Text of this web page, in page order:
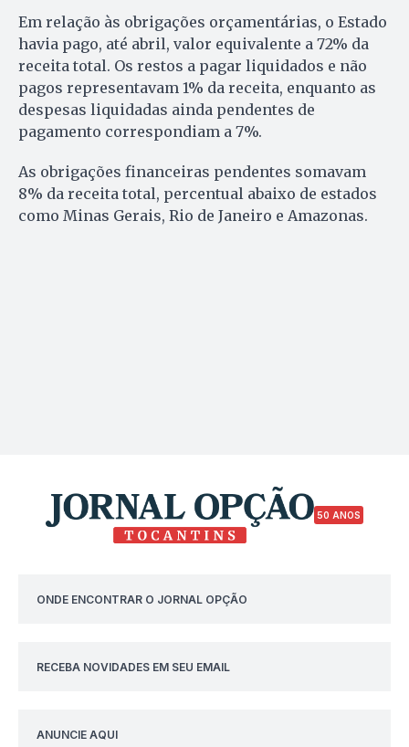
Em relação às obrigações orçamentárias, o Estado
havia pago, até abril, valor equivalente a 72% da
receita total. Os restos a pagar liquidados e não
pagos representavam 1% da receita, enquanto as
despesas liquidadas ainda pendentes de
pagamento correspondiam a 7%.
As obrigações financeiras pendentes somavam
8% da receita total, percentual abaixo de estados
como Minas Gerais, Rio de Janeiro e Amazonas.
50 ANOS
ONDE ENCONTRAR O JORNAL OPÇÃO
RECEBA NOVIDADES EM SEU EMAIL
ANUNCIE AQUI